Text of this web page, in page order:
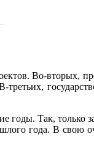
Во-вторых,
годы. Так, только
года. В свою